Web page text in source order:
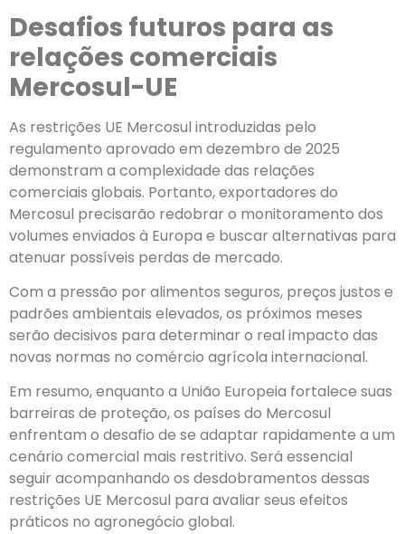
Desafios futuros para as
relações comerciais
Mercosul-UE
As restrições UE Mercosul introduzidas pelo
regulamento aprovado em dezembro de 2025
demonstram a complexidade das relações
comerciais globais. Portanto, exportadores do
Mercosul precisarão redobrar o monitoramento dos
volumes enviados à Europa e buscar alternativas para
atenuar possíveis perdas de mercado.
Com a pressão por alimentos seguros, preços justos e
padrões ambientais elevados, os próximos meses
serão decisivos para determinar o real impacto das
novas normas no comércio agrícola internacional.
Em resumo, enquanto a União Europeia fortalece suas
barreiras de proteção, os países do Mercosul
enfrentam o desafio de se adaptar rapidamente a um
cenário comercial mais restritivo. Será essencial
seguir acompanhando os desdobramentos dessas
restrições UE Mercosul para avaliar seus efeitos
práticos no agronegócio global.